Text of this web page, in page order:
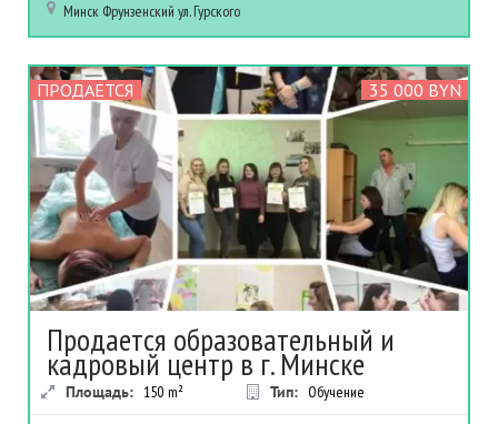
Минск Фрунзенский ул. Гурского
ПРОДАЕТСЯ 35 000 BYN
Продается образовательный и
кадровый центр в г. Минске
Площадь: 150 m² Тип: Обучение